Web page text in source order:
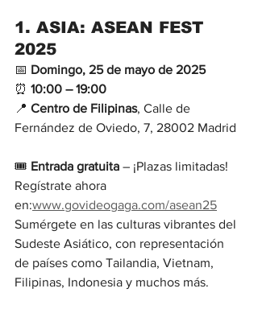
1. ASIA: ASEAN FEST
2025
📅 Domingo, 25 de mayo de 2025
⏰ 10:00 – 19:00
📍 Centro de Filipinas, Calle de
Fernández de Oviedo, 7, 28002 Madrid
🎟 Entrada gratuita – ¡Plazas limitadas!
Regístrate ahora
en:www.govideogaga.com/asean25
Sumérgete en las culturas vibrantes del
Sudeste Asiático, con representación
de países como Tailandia, Vietnam,
Filipinas, Indonesia y muchos más.